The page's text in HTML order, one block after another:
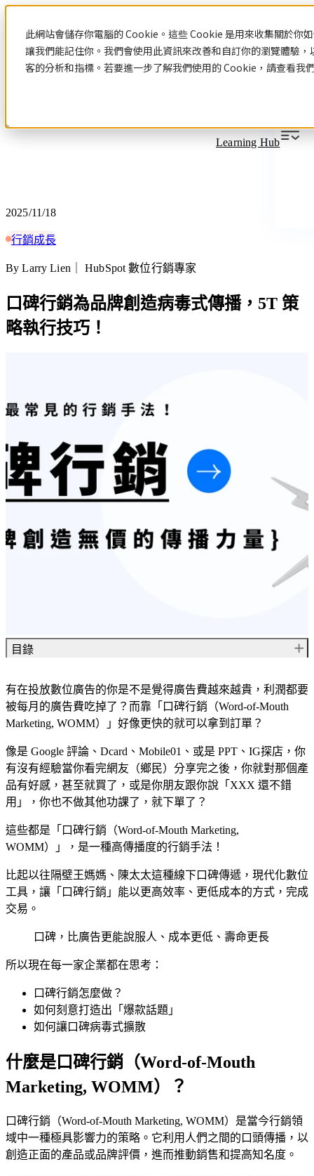
此網站會儲存你電腦的 Cookie。這些 Cookie 是用來收集關於你
讓我們能記住你。我們會使用此資訊來改善和自訂你的瀏覽體驗
客的分析和指標。若要進一步了解我們使用的 Cookie，請查看我
文章分類
Learning Hub
2025/11/18
行銷成長
By Larry Lien｜ HubSpot 數位行銷專家
口碑行銷為品牌創造病毒式傳播，5T 策
略執行技巧！
目錄
口碑行銷的 5T 策略執行技巧！
Talkers 談論者
Topics 選擇熱門話題
Tools 話題操作工具
Taking Part 參與互動
Tracking 追蹤與調整
口碑行銷的力量
如何規劃成功的口碑行銷？
設定口碑行銷目標
鎖定並分析目標受眾
口碑行銷案例：Netflix
口碑行銷案例三：冰桶挑戰（Ice Bucket
Challenge）
口碑行銷操作心法，了解人的心理
觸發物 Triggers
情緒 Emotion
曝光 Public
實用價值 Practical Value
故事 Stories
你可能會喜歡這幾篇文章
Related article
有在投放數位廣告的你是不是覺得廣告費越來越貴，利潤都要
被每月的廣告費吃掉了？而靠「 口碑行銷（Word-of-Mouth
Marketing, WOMM）
」好像更快的就可以拿到訂單？
像是 Google 評論、Dcard、Mobile01、或是 PPT、IG探店，你
有沒有經驗當你看完網友（鄉民）分享完之後，你就對那個產
品有好感，甚至就買了，或是你朋友跟你說「XXX 還不錯
用」，你也不做其他功課了，就下單了？
這些都是「 口碑行銷（Word-of-Mouth Marketing,
WOMM）
」，是一種高傳播度的行銷手法！
比起以往隔壁王媽媽、陳太太這種線下口碑傳遞，現代化數位
工具，讓「口碑行銷」能以更高效率、更低成本的方式，完成
交易。
口碑，比廣告更能說服人、成本更低、壽命更長
所以現在每一家企業都在思考：
口碑行銷怎麼做？
如何刻意打造出「爆款話題」
如何讓口碑病毒式擴散
什麼是口碑行銷（Word-of-Mouth
Marketing, WOMM）
？
口碑行銷（Word-of-Mouth Marketing, WOMM） 是當今行銷領
域中一種極具影響力的策略。它利用人們之間的口頭傳播，以
創造正面的產品或品牌評價，進而推動銷售和提高知名度。